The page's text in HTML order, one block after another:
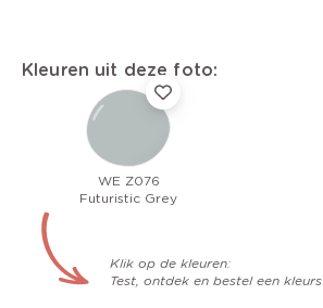
Kleuren uit deze foto:
WE Z076
Futuristic Grey
Klik op de kleuren:
Test, ontdek en bestel een